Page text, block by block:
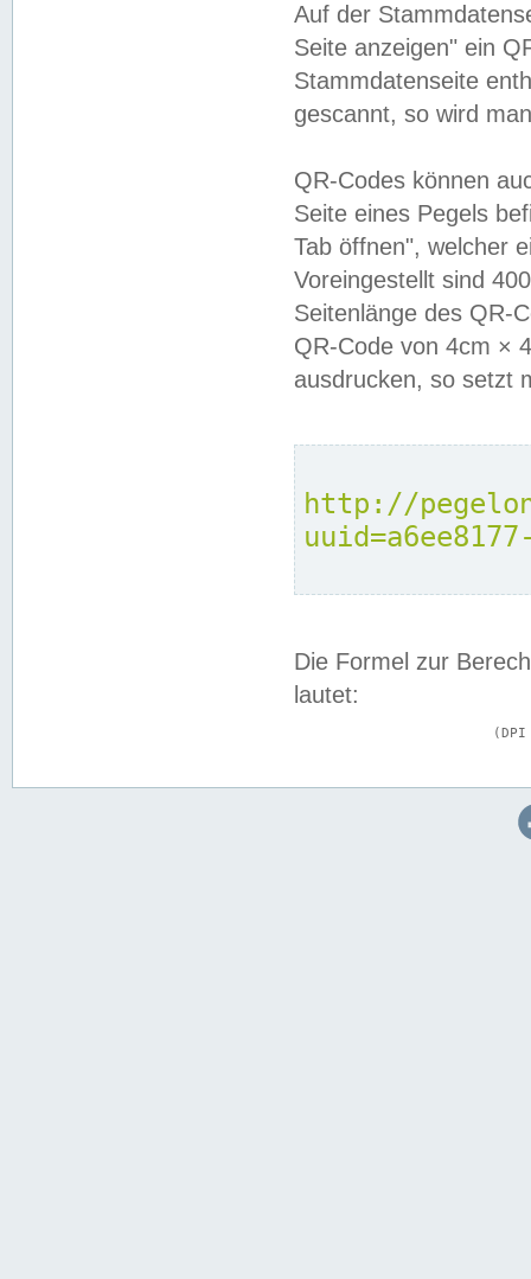
Auf der
Seite anzeigen" ein
Stammdatenseite
gescannt, so wird
QR-Codes können
Seite eines Pegels
Tab öffnen", welcher
Voreingestellt sind
Seitenlänge des QR-
QR-Code von 4cm ×
ausdrucken, so setzt
http://
Die Formel zur
lautet: